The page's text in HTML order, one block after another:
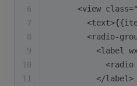
6
<view
7
8
<radio-
9
<label
10
<radio
11
          </label>